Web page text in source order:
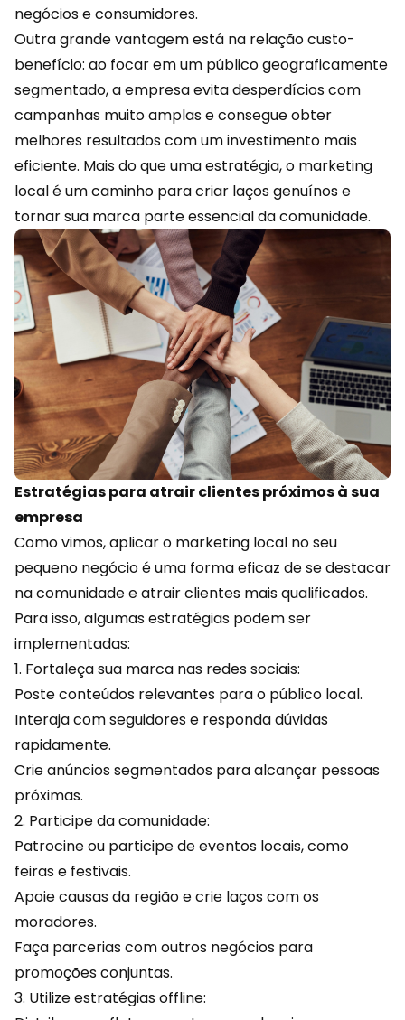
negócios e consumidores.
Outra grande vantagem está na relação custo-
benefício: ao focar em um público geograficamente
segmentado, a empresa evita desperdícios com
campanhas muito amplas e consegue obter
melhores resultados com um investimento mais
eficiente. Mais do que uma estratégia, o marketing
local é um caminho para criar laços genuínos e
tornar sua marca parte essencial da comunidade.
Estratégias para atrair clientes próximos à sua
empresa
Como vimos, aplicar o marketing local no seu
pequeno negócio é uma forma eficaz de se destacar
na comunidade e atrair clientes mais qualificados.
Para isso, algumas estratégias podem ser
implementadas:
1. Fortaleça sua marca nas redes sociais:
Posteconteúdos relevantes para o público local.
Interaja com seguidores e responda dúvidas
rapidamente.
Crie anúncios segmentados para alcançar pessoas
próximas.
2. Participe da comunidade:
Patrocine ou participe de eventos locais, como
feiras e festivais.
Apoie causas da região e crie laços com os
moradores.
Faça parcerias com outros negócios para
promoções conjuntas.
3. Utilize estratégias offline: